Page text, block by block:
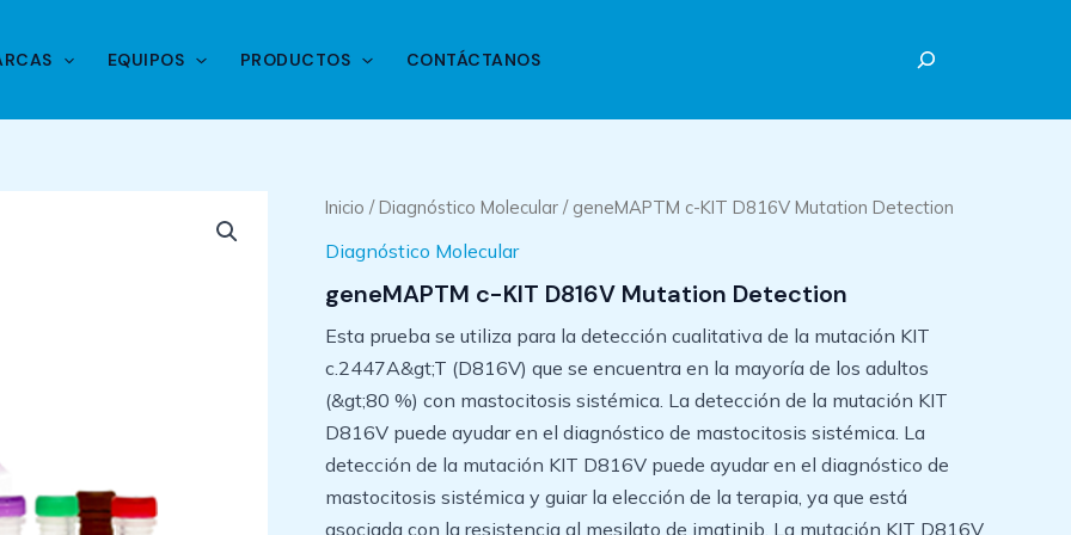
EQUIPOS PRODUCTOS CONTÁCTANOS
Inicio /Diagnóstico Molecular / geneMAPTM c-KIT D816V Mutation Detection
Diagnóstico Molecular
geneMAPTM c-KIT D816V Mutation Detection
Esta prueba se utiliza para la detección cualitativa de la mutación KIT
c.2447A&gt;T (D816V) que se encuentra en la mayoría de los adultos
(&gt;80 %) con mastocitosis sistémica. La detección de la mutación KIT
D816V puede ayudar en el diagnóstico de mastocitosis sistémica. La
detección de la mutación KIT D816V puede ayudar en el diagnóstico de
mastocitosis sistémica y guiar la elección de la terapia, ya que está
asociada con la resistencia al mesilato de imatinib. La mutación KIT D816V